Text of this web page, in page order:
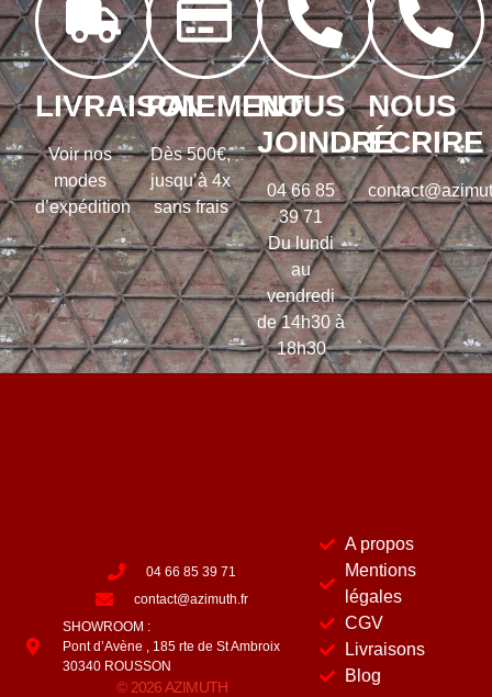
LIVRAISON
Voir nos
modes
d’expédition
PAIEMENT
Dès 500€,
jusqu’à 4x
sans frais
NOUS
JOINDRE
04 66 85
39 71
Du lundi
au
vendredi
de 14h30 à
18h30
NOUS
ÉCRIRE
04 66 85 39 71
contact@azimuth.fr
SHOWROOM :
Pont d’Avène , 185 rte de St Ambroix
30340 ROUSSON
© 2026 AZIMUTH
A propos
Mentions
légales
CGV
Livraisons
Blog